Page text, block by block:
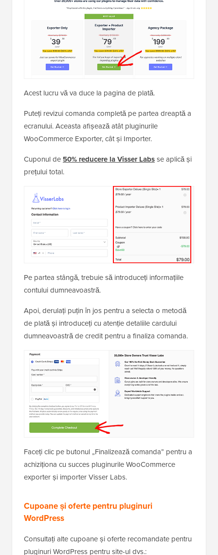
Acest lucru vă va duce la pagina de plată.
Puteți revizui comanda completă pe partea dreaptă a
ecranului. Aceasta afișează atât pluginurile
WooCommerce Exporter, cât și Importer.
Cuponul de 50% reducere la Visser Labsse aplică și
prețului total.
Pe partea stângă, trebuie să introduceți informațiile
contului dumneavoastră.
Apoi, derulați puțin în jos pentru a selecta o metodă
de plată și introduceți cu atenție detaliile cardului
dumneavoastră de credit pentru a finaliza comanda.
Faceți clic pe butonul „Finalizează comanda” pentru a
achiziționa cu succes pluginurile WooCommerce
exporter și importer Visser Labs.
Cupoane și oferte pentru pluginuri
WordPress
Consultați alte cupoane și oferte recomandate pentru
pluginuri WordPress pentru site-ul dvs.: